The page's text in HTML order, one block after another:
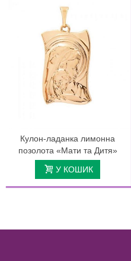
Кулон-ладанка лимонна
позолота «Мати та Дитя»
У КОШИК